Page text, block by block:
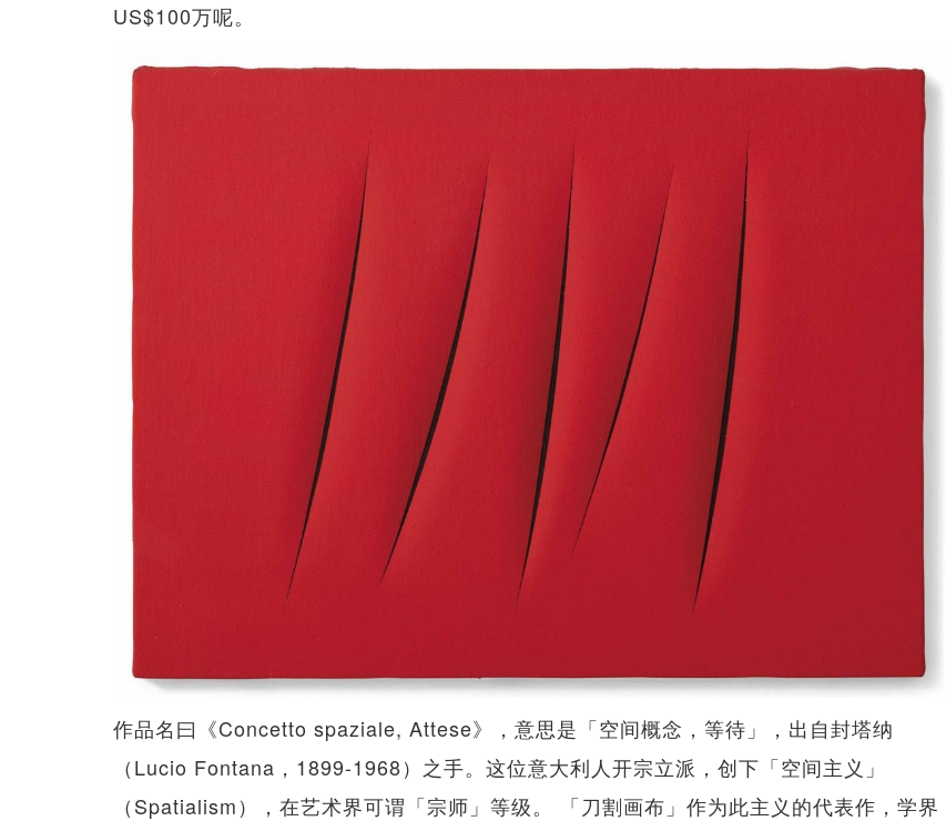
US$100万呢。
作品名曰《Concetto spaziale, Attese》，意思是「空间概念，等待」，出自封塔纳
（Lucio Fontana，1899-1968）之手。这位意大利人开宗立派，创下「空间主义」
（Spatialism），在艺术界可谓「宗师」等级。 「刀割画布」作为此主义的代表作，学界